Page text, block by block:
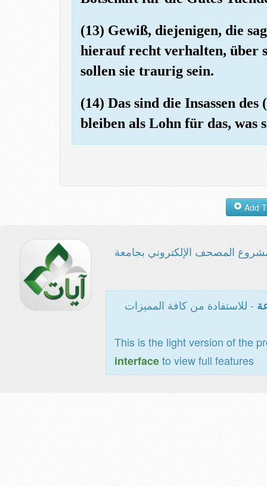
(13) Gewiß, diejenigen, die
hierauf recht verhalten, über
sollen sie traurig sein.
(14) Das sind die Insassen
bleiben als Lohn für das, was
المصحف الإلكتروني بجامعة
- للاستفادة من كافة المميزات
This is the light version of the
interfaceto view full features